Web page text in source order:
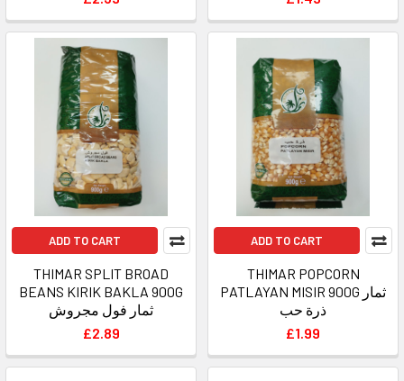
ADD TO CART
THIMAR SPLIT BROAD
BEANS KIRIK BAKLA 900G
ثمار فول مجروش
£2.89
ADD TO CART
THIMAR POPCORN
PATLAYAN MISIR 900G ثمار
ذرة حب
£1.99